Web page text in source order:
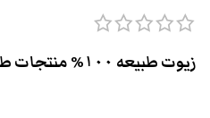
زيوت طبيعه ١٠٠% منتجات طبيعه